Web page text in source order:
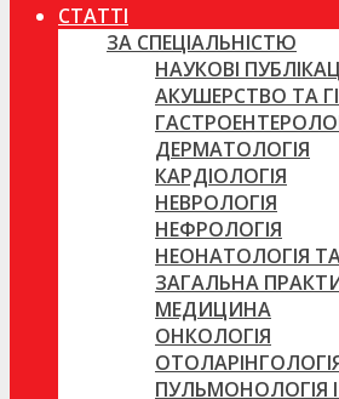
СТАТТІ
ЗА СПЕЦІАЛЬНІСТЮ
НАУКОВІ
АКУШЕРСТВО ТА
ДЕРМАТОЛОГІЯ
КАРДІОЛОГІЯ
НЕВРОЛОГІЯ
НЕФРОЛОГІЯ
НЕОНАТОЛОГІЯ ТА
ЗАГАЛЬНА
МЕДИЦИНА
ОНКОЛОГІЯ
ПУЛЬМОНОЛОГІЯ